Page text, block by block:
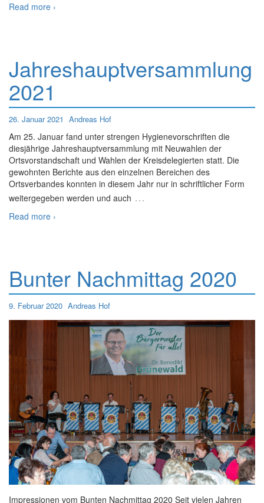
Read more ›
Jahreshauptversammlung
2021
26. Januar 2021 Andreas Hof
Am 25. Januar fand unter strengen Hygienevorschriften die
diesjährige Jahreshauptversammlung mit Neuwahlen der
Ortsvorstandschaft und Wahlen der Kreisdelegierten statt. Die
gewohnten Berichte aus den einzelnen Bereichen des
Ortsverbandes konnten in diesem Jahr nur in schriftlicher Form
weitergegeben werden und auch …
Read more ›
Bunter Nachmittag 2020
9. Februar 2020 Andreas Hof
Impressionen vom Bunten Nachmittag 2020 Seit vielen Jahren